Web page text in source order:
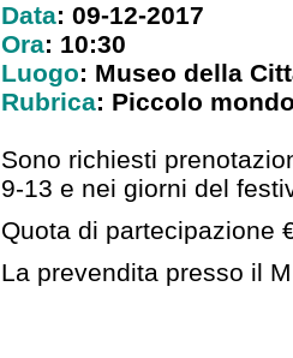
Data: 09-12-2017
Ora: 10:30
Luogo: Museo della
Rubrica: Piccolo
Sono richiesti
9-13 e nei giorni del
Quota di partecipazione
La prevendita presso il